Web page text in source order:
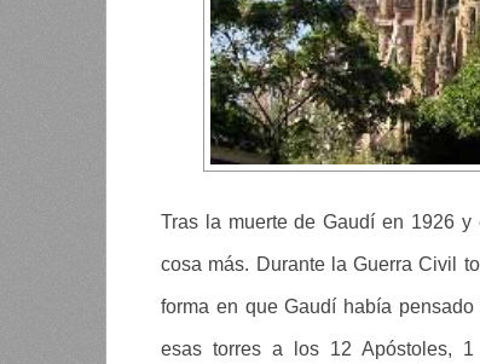
Tras la muerte de Gaudí en 1926
cosa más. Durante la Guerra Civil
forma en que Gaudí había
esas torres a los 12 Apóstoles,